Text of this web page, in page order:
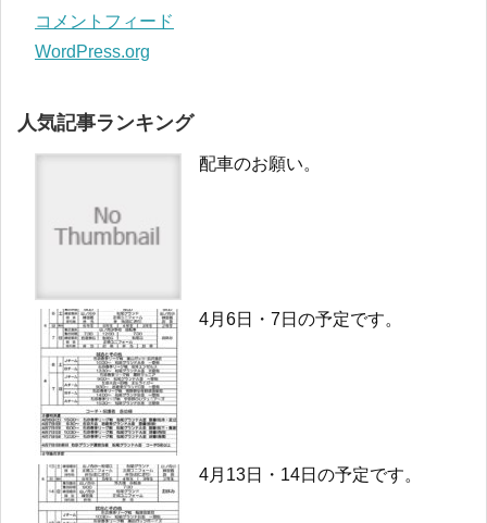
コメントフィード
WordPress.org
人気記事ランキング
配車のお願い。
4月6日・7日の予定です。
4月13日・14日の予定です。